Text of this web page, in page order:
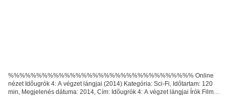
%%%%%%%%%%%%%%%%%%%%%%%%%%%%%%%%% Online
nézet Időugrók 4: A végzet lángjai (2014) Kategória: Sci-Fi, Időtartam: 120
min, Megjelenés dátuma: 2014, Cím: Időugrók 4: A végzet lángjai Írók Film: